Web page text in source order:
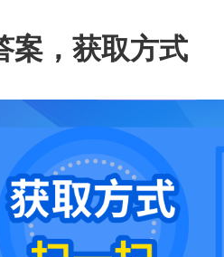
案，获取方式